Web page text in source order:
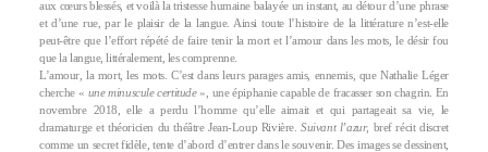
aux cœurs blessés, et voilà la tristesse humaine balayée un instant, au détour d’une phrase
et d’une rue, par le plaisir de la langue. Ainsi toute l’histoire de la littérature n’est-elle
peut-être que l’effort répété de faire tenir la mort et l’amour dans les mots, le désir fou
que la langue, littéralement, les comprenne.
L’amour, la mort, les mots. C’est dans leurs parages amis, ennemis, que Nathalie Léger
cherche « une minuscule certitude», une épiphanie capable de fracasser son chagrin. En
novembre 2018, elle a perdu l’homme qu’elle aimait et qui partageait sa vie, le
dramaturge et théoricien du théâtre Jean-Loup Rivière.Suivant l’azur, bref récit discret
comme un secret fidèle, tente d’abord d’entrer dans le souvenir. Des images se dessinent,